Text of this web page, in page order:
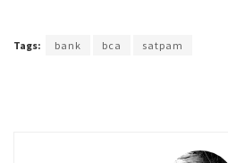
Tags: bank bca satpam